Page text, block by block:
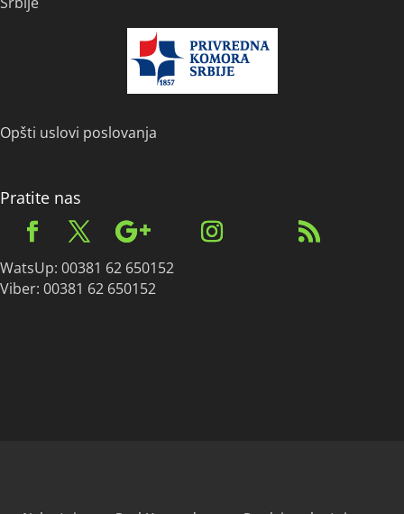
Opšti uslovi poslovanja
Pratite nas
WatsUp: 00381 62 650152
Viber: 00381 62 650152